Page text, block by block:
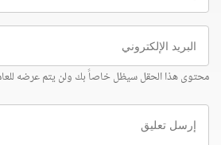
البريد
الإلكتروني
محتوى هذا الحقل سيظل خاصاً بك ولن يتم عرضه
إرسل
تعليق